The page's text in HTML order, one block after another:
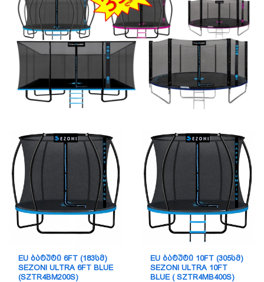
EU ᲑᲐᲢᲣᲢᲘ 6FT (183ᲡᲛ)
SEZONI ULTRA 6FT BLUE
(SZTR4BM200S)
EU ᲑᲐᲢᲣᲢᲘ 10FT (305ᲡᲛ)
SEZONI ULTRA 10FT
BLUE ( SZTR4MB400S)